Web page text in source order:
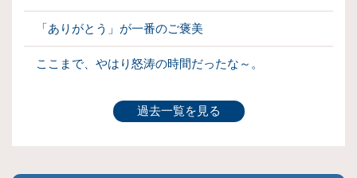
「ありがとう」が一番のご褒美
ここまで、やはり怒涛の時間だったな～。
過去一覧を見る